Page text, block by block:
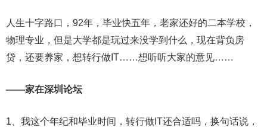
人生十字路口，92年，毕业快五年，老家还好的二本学校，
物理专业，但是大学都是玩过来没学到什么，现在背负房
贷，还要养家，想转行做IT……想听听大家的意见……
——家在深圳论坛
1、我这个年纪和毕业时间，转行做IT还合适吗，换句话说，